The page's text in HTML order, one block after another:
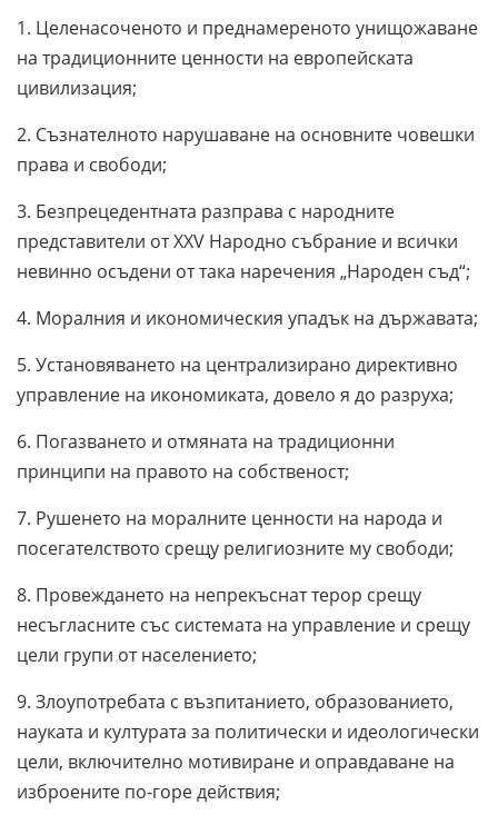
1. Целенасоченото и преднамереното унищожаване
на традиционните ценности на европейската
цивилизация;
2. Съзнателното нарушаване на основните човешки
права и свободи;
3. Безпрецедентната разправа с народните
представители от ХХV Народно събрание и всички
невинно осъдени от така наречения „Народен съд“;
4. Моралния и икономическия упадък на държавата;
5. Установяването на централизирано директивно
управление на икономиката, довело я до разруха;
6. Погазването и отмяната на традиционни
принципи на правото на собственост;
7. Рушенето на моралните ценности на народа и
посегателството срещу религиозните му свободи;
8. Провеждането на непрекъснат терор срещу
несъгласните със системата на управление и срещу
цели групи от населението;
9. Злоупотребата с възпитанието, образованието,
науката и културата за политически и идеологически
цели, включително мотивиране и оправдаване на
изброените по-горе действия;